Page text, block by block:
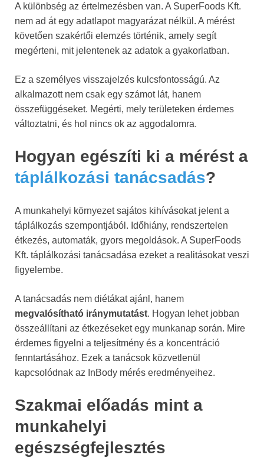
A különbség az értelmezésben van. A SuperFoods Kft.
nem ad át egy adatlapot magyarázat nélkül. A mérést
követően szakértői elemzés történik, amely segít
megérteni, mit jelentenek az adatok a gyakorlatban.
Ez a személyes visszajelzés kulcsfontosságú. Az
alkalmazott nem csak egy számot lát, hanem
összefüggéseket. Megérti, mely területeken érdemes
változtatni, és hol nincs ok az aggodalomra.
Hogyan egészíti ki a mérést a
táplálkozási tanácsadás?
A munkahelyi környezet sajátos kihívásokat jelent a
táplálkozás szempontjából. Időhiány, rendszertelen
étkezés, automaták, gyors megoldások. A SuperFoods
Kft. táplálkozási tanácsadása ezeket a realitásokat veszi
figyelembe.
A tanácsadás nem diétákat ajánl, hanem
megvalósítható iránymutatást. Hogyan lehet jobban
összeállítani az étkezéseket egy munkanap során. Mire
érdemes figyelni a teljesítmény és a koncentráció
fenntartásához. Ezek a tanácsok közvetlenül
kapcsolódnak az InBody mérés eredményeihez.
Szakmai előadás mint a
munkahelyi
egészségfejlesztés